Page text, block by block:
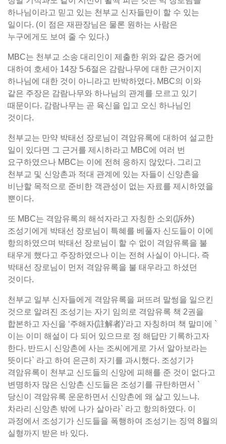
하나님이라고 믿고 있는 천부교 신자들만이 할 수 있는
일이다. (이 점은 재판장님은 물론 원하는 사람은
누구에게도 보여 줄 수 있다.)
MBC는 천부교 소송 대리인이 제출한 위와 같은 증거에
대하여 호세아 14장 5-6절은 감람나무에 대한 근거이지
하나님에 대한 것이 아니라고 반박하였다. MBC의 이와
같은 주장은 감람나무와 하나님의 관계를 모르고 있기
때문이다. 감람나무는 곧 육신을 입고 오신 하나님인
것이다.
천부교는 만약 박태선 장로님이 격암유록에 대하여 설교한
일이 있다면 그 근거를 제시하라고 MBC에 여러 번
요구하였으나 MBC는 이에 전혀 응하지 않았다. 그리고
천부교 및 신앙촌과 적대 관계에 있는 자들이 신앙촌을
비난할 목적으로 준비한 객관성이 없는 자료를 제시하였을
뿐이다.
또 MBC는 격암유록의 해석자라고 자칭한 소외(訴外)
조성기에게 박태선 장로님이 특혜를 베풀자 신도들이 이에
항의하였으며 박태선 장로님이 할 수 없이 격암유록을 불
태우게 했다고 주장하였으나 이는 전혀 사실이 아니다. 즉
박태선 장로님이 먼저 격암유록을 불 태우라고 하셨던
것이다.
천부교 일부 신자들에게 격암유록을 퍼뜨려 말썽을 일으킨
것으로 알려진 조성기는 자기 임의로 격암유록 책 2권을
합본하고 자신을 ‘주해자(註解者)’라고 자칭하며 책 말미에 `
이는 이미 해설이 다 되어 있으므로 정 해답만 기록하고자
한다. 반드시 신앙촌에 사는 조씨에게로 가서 알아보라는
뜻이다` 라고 하여 은근히 자기를 과시했다. 조성기가
격암유록이 천부교 신도들의 신앙에 피해를 준 것이 없다고
변명하자 많은 신앙촌 신도들은 조성기를 규탄하면서 `
당신이 격암유록 운운하면서 신앙촌에 왜 살고 있느냐.
차라리 신앙촌 밖에 나가 살아라` 라고 항의하였다. 이
과정에서 조성기가 신도들을 폭행하여 조성기는 징역 8월의
실형까지 받은 바 있다.